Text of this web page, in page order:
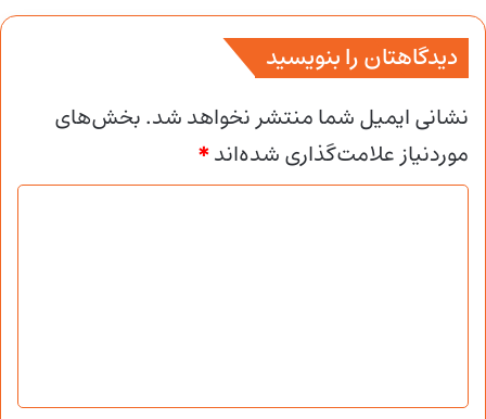
دیدگاهتان را بنویسید
نشانی ایمیل شما منتشر نخواهد شد.بخش‌های
موردنیاز علامت‌گذاری شده‌اند*
*